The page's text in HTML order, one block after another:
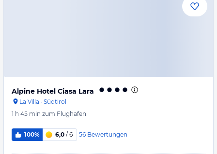
Alpine Hotel Ciasa Lara
La Villa · Südtirol
1 h 45 min zum Flughafen
100% 6,0 / 6 56 Bewertungen